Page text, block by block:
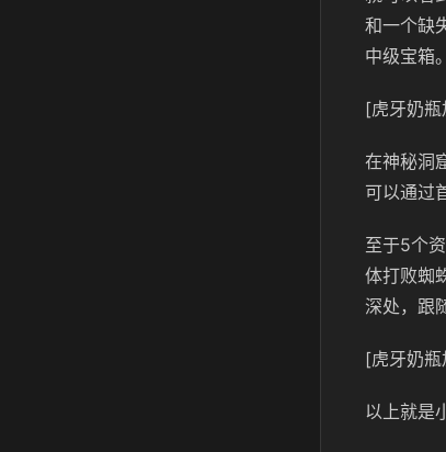
和一个缺
中级宝箱。
[虎牙奶
在神秘洞
可以通过
至于5个
体打败蜘
深处，跟
[虎牙奶
以上就是